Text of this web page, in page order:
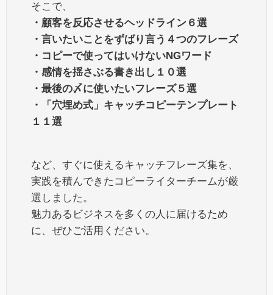
そこで、
・顧客を反応させるヘッドライン６選
・言いたいことをずばり言う４つのフレーズ
・コピーで使ってはいけないNGワード
・感情を揺さぶる書き出し１０選
・最後の〆に使いたいフレーズ５選
・「穴埋め式」キャッチコピーテンプレート
１１選
など、すぐに使えるキャッチフレーズ集を、
実践を積んできたコピーライターチームが厳
選しました。
魅力あるビジネスを多くの人に届けるため
に、ぜひご活用ください。